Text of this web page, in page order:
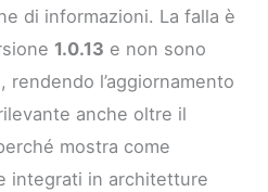
di informazioni. La falla è
1.0.13 e non sono
l’aggiornamento
anche oltre il
mostra come
integrati in architetture